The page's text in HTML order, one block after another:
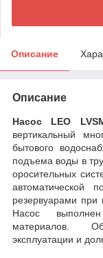
Описание
Описание
Насос LEO
вертикальный
бытового
подъема воды в
оросительных
автоматической
резервуарами при
Насос
материалов.
эксплуатации и